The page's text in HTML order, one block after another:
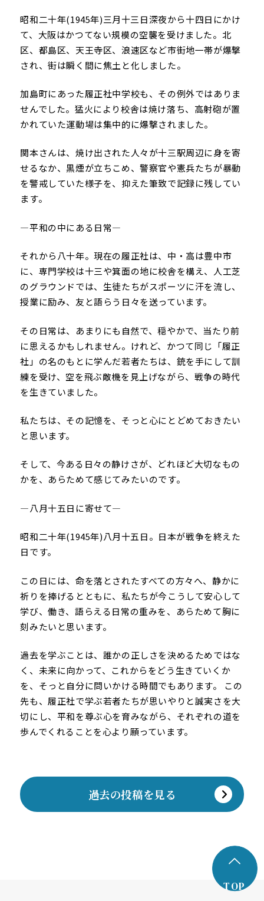
昭和二十年(1945年)三月十三日深夜から十四日にかけ
て、大阪はかつてない規模の空襲を受けました。北
区、都島区、天王寺区、浪速区など市街地一帯が爆撃
され、街は瞬く間に焦土と化しました。
加島町にあった履正社中学校も、その例外ではありま
せんでした。猛火により校舎は焼け落ち、高射砲が置
かれていた運動場は集中的に爆撃されました。
関本さんは、焼け出された人々が十三駅周辺に身を寄
せるなか、黒煙が立ちこめ、警察官や憲兵たちが暴動
を警戒していた様子を、抑えた筆致で記録に残してい
ます。
―平和の中にある日常―
それから八十年。現在の履正社は、中・高は豊中市
に、専門学校は十三や箕面の地に校舎を構え、人工芝
のグラウンドでは、生徒たちがスポーツに汗を流し、
授業に励み、友と語らう日々を送っています。
その日常は、あまりにも自然で、穏やかで、当たり前
に思えるかもしれません。けれど、かつて同じ「履正
社」の名のもとに学んだ若者たちは、銃を手にして訓
練を受け、空を飛ぶ敵機を見上げながら、戦争の時代
を生きていました。
私たちは、その記憶を、そっと心にとどめておきたい
と思います。
そして、今ある日々の静けさが、どれほど大切なもの
かを、あらためて感じてみたいのです。
―八月十五日に寄せて―
昭和二十年(1945年)八月十五日。日本が戦争を終えた
日です。
この日には、命を落とされたすべての方々へ、静かに
祈りを捧げるとともに、私たちが今こうして安心して
学び、働き、語らえる日常の重みを、あらためて胸に
刻みたいと思います。
過去を学ぶことは、誰かの正しさを決めるためではな
く、未来に向かって、これからをどう生きていくか
を、そっと自分に問いかける時間でもあります。 この
先も、履正社で学ぶ若者たちが思いやりと誠実さを大
切にし、平和を尊ぶ心を育みながら、それぞれの道を
歩んでくれることを心より願っています。
過去の投稿を見る
TOP